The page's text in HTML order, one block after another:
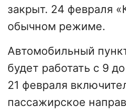
закрыт. 24 февраля
обычном режиме.
Автомобильный
будет работать с 9
21 февраля
пассажирское